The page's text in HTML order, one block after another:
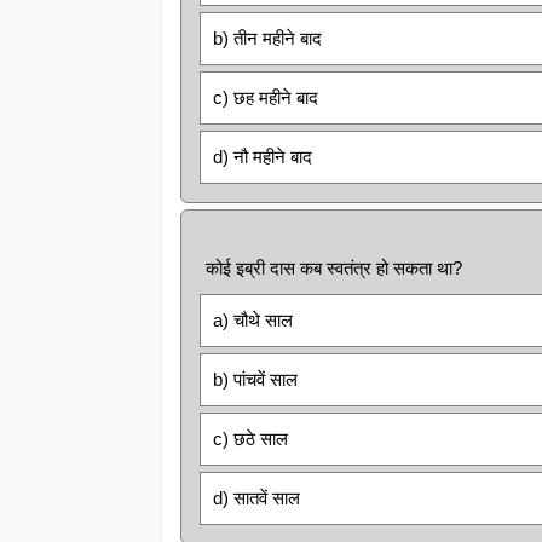
b) तीन महीने बाद
c) छह महीने बाद
d) नौ महीने बाद
कोई इब्री दास कब स्वतंत्र हो सकता था?
a) चौथे साल
b) पांचवें साल
c) छठे साल
d) सातवें साल